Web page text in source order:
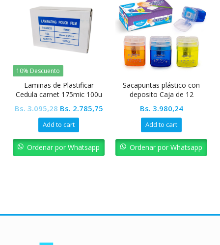
10% Descuento
Laminas de Plastificar
Cedula carnet 175mic 100u
Bs.3.095,28Original
price
was:
Bs. 3.095,28.
Bs.2.785,75Current
Bs. 2.785,75.
Add to cart
Ordenar por Whatsapp
Sacapuntas plástico con
deposito Caja de 12
Bs.3.980,24
Add to cart
Ordenar por Whatsapp